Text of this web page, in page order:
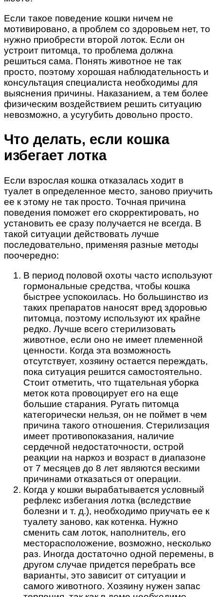
Если такое поведение кошки ничем не
мотивировано, а проблем со здоровьем нет, то
нужно приобрести второй лоток. Если он
устроит питомца, то проблема должна
решиться сама. Понять животное не так
просто, поэтому хорошая наблюдательность и
консультация специалиста необходимы для
выяснения причины. Наказанием, а тем более
физическим воздействием решить ситуацию
невозможно, а усугубить довольно просто.
Что делать, если кошка
избегает лотка
Если взрослая кошка отказалась ходит в
туалет в определенное место, заново приучить
ее к этому не так просто. Точная причина
поведения поможет его скорректировать, но
установить ее сразу получается не всегда. В
такой ситуации действовать лучше
последовательно, применяя разные методы
поочередно:
В период половой охоты часто используют
гормональные средства, чтобы кошка
быстрее успокоилась. Но большинство из
таких препаратов наносят вред здоровью
питомца, поэтому используют их крайне
редко. Лучше всего стерилизовать
животное, если оно не имеет племенной
ценности. Когда эта возможность
отсутствует, хозяину остается переждать,
пока ситуация решится самостоятельно.
Стоит отметить, что тщательная уборка
меток кота провоцирует его на еще
большие старания. Ругать питомца
категорически нельзя, он не поймет в чем
причина такого отношения. Стерилизация
имеет противопоказания, наличие
сердечной недостаточности, острой
реакции на наркоз и возраст в диапазоне
от 7 месяцев до 8 лет являются вескими
причинами отказаться от операции.
Когда у кошки вырабатывается условный
рефлекс избегания лотка (вследствие
болезни и т. д.), необходимо приучать ее к
туалету заново, как котенка. Нужно
сменить сам лоток, наполнитель, его
месторасположение, возможно, несколько
раз. Иногда достаточно одной перемены, в
другом случае придется перебрать все
варианты, это зависит от ситуации и
самого животного. Хозяину нужен запас